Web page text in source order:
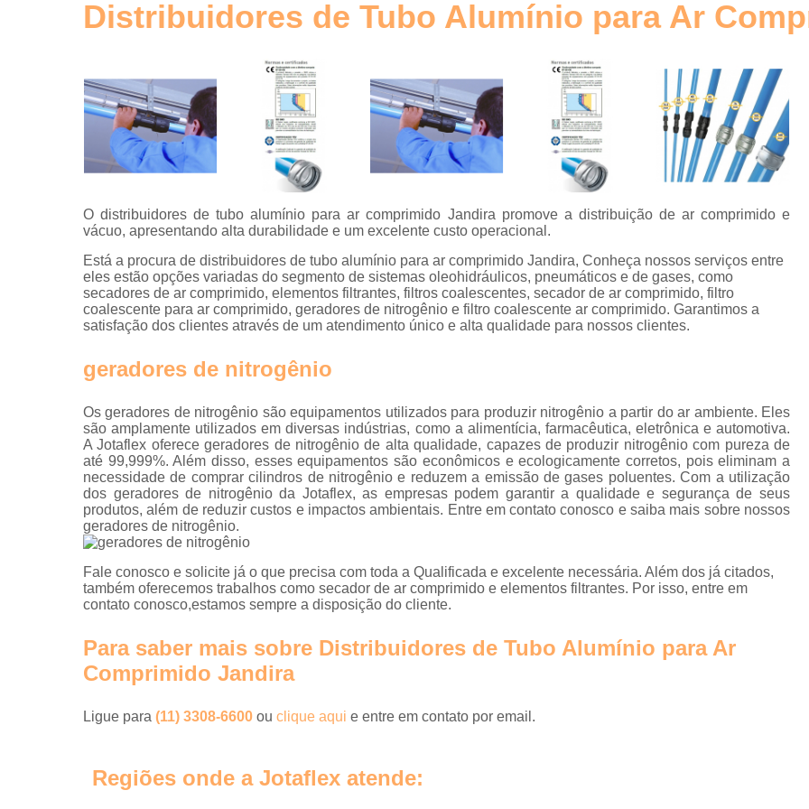
de ar
comprimido
para ar
comprimido
Tubulações
em alumínio
Elemento Filtrante Plissado
Filtro Hidráulico de Retorno
Filtro
Filtro Hidráulico Retorno
Filtros Hidráulicos
Elemento para Filtro Coalescente
Filtro Coalescente Domnick
Filtro Coalescente Parker
Gerador de Nitrogênio com
Gerador de Nitrogênio Industrial
Instalação de Rede de Ar
Rede Ar
Rede de Ar Comprimido
Rede de Ar Comprimido
Secador Ar Comprimido por
Secador de Ar Comprimido
Secador do Ar
Distribuidores de Tubo Alumínio para Ar
O distribuidores de tubo alumínio para ar comprimido Jandira promove a distribuição de ar comprimido e
vácuo, apresentando alta durabilidade e um excelente custo operacional.
Está a procura de distribuidores de tubo alumínio para ar comprimido Jandira, Conheça nossos serviços entre
eles estão opções variadas do segmento de sistemas oleohidráulicos, pneumáticos e de gases, como
secadores de ar comprimido, elementos filtrantes, filtros coalescentes, secador de ar comprimido, filtro
coalescente para ar comprimido, geradores de nitrogênio e filtro coalescente ar comprimido. Garantimos a
satisfação dos clientes através de um atendimento único e alta qualidade para nossos clientes.
geradores de nitrogênio
Os geradores de nitrogênio são equipamentos utilizados para produzir nitrogênio a partir do ar ambiente. Eles
são amplamente utilizados em diversas indústrias, como a alimentícia, farmacêutica, eletrônica e automotiva.
A Jotaflex oferece geradores de nitrogênio de alta qualidade, capazes de produzir nitrogênio com pureza de
até 99,999%. Além disso, esses equipamentos são econômicos e ecologicamente corretos, pois eliminam a
necessidade de comprar cilindros de nitrogênio e reduzem a emissão de gases poluentes. Com a utilização
dos geradores de nitrogênio da Jotaflex, as empresas podem garantir a qualidade e segurança de seus
produtos, além de reduzir custos e impactos ambientais. Entre em contato conosco e saiba mais sobre nossos
geradores de nitrogênio.
Fale conosco e solicite já o que precisa com toda a Qualificada e excelente necessária. Além dos já citados,
também oferecemos trabalhos como secador de ar comprimido e elementos filtrantes. Por isso, entre em
contato conosco,estamos sempre a disposição do cliente.
Para saber mais sobre Distribuidores de Tubo Alumínio para Ar
Comprimido Jandira
Ligue para (11) 3308-6600 ou clique aqui e entre em contato por email.
Regiões onde a Jotaflex atende: